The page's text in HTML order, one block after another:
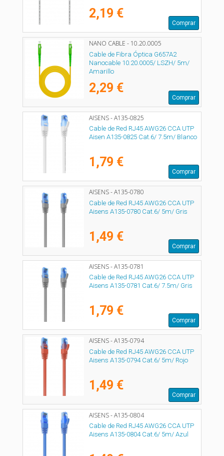
2,19 €
Comprar
NANO CABLE - 10.20.0005
Cable de Fibra Óptica G657A2
Nanocable 10.20.0005/ LSZH/ 5m/
Amarillo
2,29 €
Comprar
AISENS - A135-0825
Cable de Red RJ45 AWG26 CCA UTP
Aisen A135-0825 Cat.6/ 7.5m/ Blanco
1,79 €
Comprar
AISENS - A135-0780
Cable de Red RJ45 AWG26 CCA UTP
Aisens A135-0780 Cat.6/ 5m/ Gris
1,49 €
Comprar
AISENS - A135-0781
Cable de Red RJ45 AWG26 CCA UTP
Aisens A135-0781 Cat.6/ 7.5m/ Gris
1,79 €
Comprar
AISENS - A135-0794
Cable de Red RJ45 AWG26 CCA UTP
Aisens A135-0794 Cat.6/ 5m/ Rojo
1,49 €
Comprar
AISENS - A135-0804
Cable de Red RJ45 AWG26 CCA UTP
Aisens A135-0804 Cat.6/ 5m/ Azul